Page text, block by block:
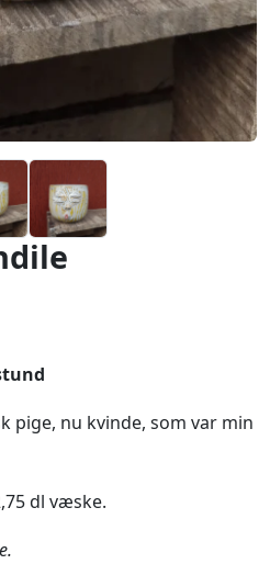
pige, nu kvinde, som var min
dl væske.